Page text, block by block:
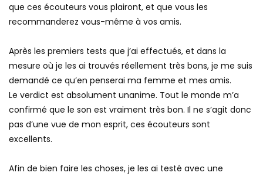
que ces écouteurs vous plairont, et que vous les
recommanderez vous-même à vos amis.
Après les premiers tests que j’ai effectués, et dans la
mesure où je les ai trouvés réellement très bons, je me suis
demandé ce qu’en penserai ma femme et mes amis.
Le verdict est absolument unanime. Tout le monde m’a
confirmé que le son est vraiment très bon. Il ne s’agit donc
pas d’une vue de mon esprit, ces écouteurs sont
excellents.
Afin de bien faire les choses, je les ai testé avec une